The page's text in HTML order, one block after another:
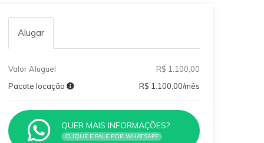
Alugar
Valor Aluguel
R$ 1.100,00
Pacote locação
R$ 1.100,00/mês
QUER MAIS INFORMAÇÕES?
CLIQUE E FALE POR WHATSAPP